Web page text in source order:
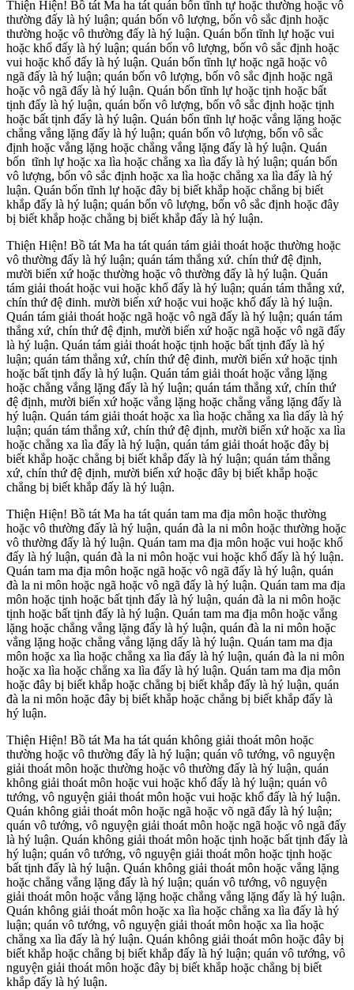
Thiện Hiện! Bồ tát Ma ha tát quán bốn tĩnh tự hoặc thường hoặc vô
thường đấy là hý luận; quán bốn vô lượng, bốn vô sắc định hoặc
thường hoặc vô thường đấy là hý luận. Quán bốn tĩnh lự hoặc vui
hoặc khổ đấy là hý luận; quán bốn vô lượng, bốn vô sắc định hoặc
vui hoặc khổ đấy là hý luận. Quán bốn tĩnh lự hoặc ngã hoặc vô
ngã đấy là hý luận; quán bốn vô lượng, bốn vô sắc định hoặc ngã
hoặc vô ngã đấy là hý luận. Quán bốn tĩnh lự hoặc tịnh hoặc bất
tịnh đấy là hý luận, quán bốn vô lượng, bốn vô sắc định hoặc tịnh
hoặc bất tịnh đấy là hý luận. Quán bốn tĩnh lự hoặc vắng lặng hoặc
chẳng vắng lặng đấy là hý luận; quán bốn vô lượng, bốn vô sắc
định hoặc vắng lặng hoặc chẳng vắng lặng đấy là hý luận. Quán
bốn tĩnh lự hoặc xa lìa hoặc chẳng xa lìa đấy là hý luận; quán bốn
vô lượng, bốn vô sắc định hoặc xa lìa hoặc chẳng xa lìa đấy là hý
luận. Quán bốn tĩnh lự hoặc đây bị biết khắp hoặc chẳng bị biết
khắp đấy là hý luận; quán bốn vô lượng, bốn vô sắc định hoặc đây
bị biết khắp hoặc chẳng bị biết khắp đấy là hý luận.
Thiện Hiện! Bồ tát Ma ha tát quán tám giải thoát hoặc thường hoặc
vô thường đấy là hý luận; quán tám thắng xứ. chín thứ đệ định,
mười biến xứ hoặc thường hoặc vô thường đấy là hý luận. Quán
tám giải thoát hoặc vui hoặc khổ đấy là hý luận; quán tám thắng xứ,
chín thứ đệ đinh. mười biến xứ hoặc vui hoặc khổ đấy là hý luận.
Quán tám giải thoát hoặc ngã hoặc vô ngã đấy là hý luận; quán tám
thắng xứ, chín thứ đệ định, mười biến xứ hoặc ngã hoặc vô ngã đấy
là hý luận. Quán tám giải thoát hoặc tịnh hoặc bất tịnh đấy là hý
luận; quán tám thắng xứ, chín thứ đệ đinh, mười biến xứ hoặc tịnh
hoặc bất tịnh đấy là hý luận. Quán tám giải thoát hoặc vắng lặng
hoặc chẳng vắng lặng đấy là hý luận; quán tám thắng xứ, chín thứ
đệ định, mười biến xứ hoặc vắng lặng hoặc chẳng vắng lặng đấy là
hý luận. Quán tám giải thoát hoặc xa lìa hoặc chẳng xa lìa dấy là hý
luận; quán tám thắng xứ, chín thứ đệ định, mười biến xứ hoặc xa lìa
hoặc chẳng xa lìa đấy là hý luận, quán tám giải thoát hoặc đây bị
biết khắp hoặc chẳng bị biết khắp đấy là hý luận; quán tám thắng
xứ, chín thứ đệ định, mười biến xứ hoặc đây bị biết khắp hoặc
chẳng bị biết khắp đấy là hý luận.
Thiện Hiện! Bồ tát Ma ha tát quán tam ma địa môn hoặc thường
hoặc vô thường đấy là hý luận, quán đà la ni môn hoặc thường hoặc
vô thường đấy là hý luận. Quán tam ma địa môn hoặc vui hoặc khổ
đấy là hý luận, quán đà la ni môn hoặc vui hoặc khổ đấy là hý luận.
Quán tam ma địa môn hoặc ngã hoặc vô ngã đấy là hý luận, quán
đà la ni môn hoặc ngã hoặc vô ngã đấy là hý luận. Quán tam ma địa
môn hoặc tịnh hoặc bất tịnh đấy là hý luận, quán đà la ni môn hoặc
tịnh hoặc bất tịnh đấy là hý luận. Quán tam ma địa môn hoặc vắng
lặng hoặc chẳng vắng lặng đấy là hý luận, quán đà la ni môn hoặc
vắng lặng hoặc chẳng vắng lặng dấy là hý luận. Quán tam ma địa
môn hoặc xa lìa hoặc chẳng xa lìa đấy là hý luận, quán đà la ni môn
hoặc xa lìa hoặc chẳng xa lìa đấy là hý luận. Quán tam ma địa môn
hoặc đây bị biết khắp hoặc chẳng bị biết khắp đấy là hý luận, quán
đà la ni môn hoặc đây bị biết khắp hoặc chẳng bị biết khắp đấy là
hý luận.
Thiện Hiện! Bồ tát Ma ha tát quán không giải thoát môn hoặc
thường hoặc vô thường đấy là hý luận; quán vô tướng, vô nguyện
giải thoát môn hoặc thường hoặc vô thường đấy là hý luận, quán
không giải thoát môn hoặc vui hoặc khổ đấy là hý luận; quán vô
tướng, vô nguyện giải thoát môn hoặc vui hoặc khổ đấy là hý luận.
Quán không giải thoát môn hoặc ngã hoặc võ ngã đấy là hý luận;
quán vô tướng, vô nguyện giải thoát môn hoặc ngã hoặc vô ngã đấy
là hý luận. Quán không giải thoát môn hoặc tịnh hoặc bất tịnh đấy là
hý luận; quán vô tướng, vô nguyện giải thoát môn hoặc tịnh hoặc
bất tịnh đấy là hý luận. Quán không giải thoát môn hoặc vắng lặng
hoặc chẳng vắng lặng đấy là hý luận; quán vô tướng, vô nguyện
giải thoát môn hoặc vắng lặng hoặc chẳng vắng lặng đấy là hý luận.
Quán không giải thoát môn hoặc xa lìa hoặc chẳng xa lìa đấy là hý
luận; quán vô tướng, vô nguyện giải thoát môn hoặc xa lìa hoặc
chẳng xa lìa đấy là hý luận. Quán không giải thoát môn hoặc đây bị
biết khắp hoặc chẳng bị biết khắp đấy là hý luận; quán vô tướng, vô
nguyện giải thoát môn hoặc đây bị biết khắp hoặc chẳng bị biết
khắp đấy là hý luận.